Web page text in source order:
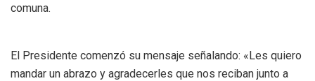
comuna.
El Presidente comenzó su mensaje señalando: «Les quiero
mandar un abrazo y agradecerles que nos reciban junto a